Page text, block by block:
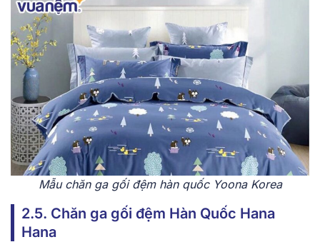
Mẫu chăn ga gối đệm hàn quốc Yoona Korea
2.5. Chăn ga gối đệm Hàn Quốc Hana
Hana